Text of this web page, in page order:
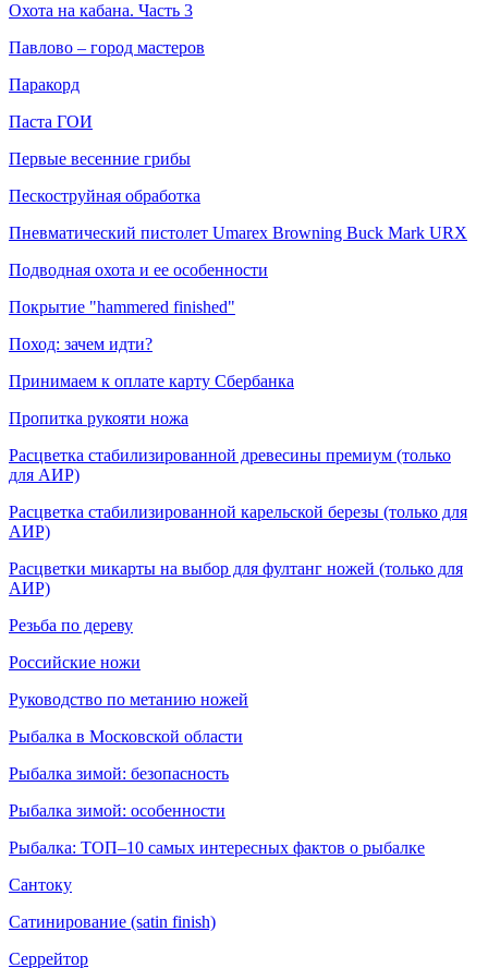
Охота на кабана. Часть 3
Павлово – город мастеров
Паракорд
Паста ГОИ
Первые весенние грибы
Пескоструйная обработка
Пневматический пистолет Umarex Browning Buck Mark URX
Подводная охота и ее особенности
Покрытие "hammered finished"
Поход: зачем идти?
Принимаем к оплате карту Сбербанка
Пропитка рукояти ножа
Расцветка стабилизированной древесины премиум (только
для АИР)
Расцветка стабилизированной карельской березы (только для
АИР)
Расцветки микарты на выбор для фултанг ножей (только для
АИР)
Резьба по дереву
Российские ножи
Руководство по метанию ножей
Рыбалка в Московской области
Рыбалка зимой: безопасность
Рыбалка зимой: особенности
Рыбалка: ТОП–10 самых интересных фактов о рыбалке
Сантоку
Сатинирование (satin finish)
Серрейтор